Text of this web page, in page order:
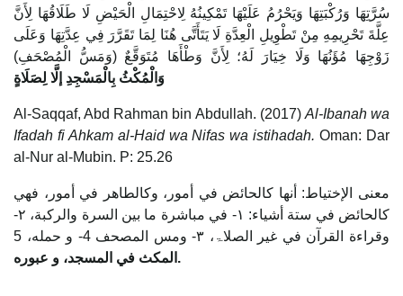
سُرَّتِهَا وَرُكْبَتِهَا وَيَحْرُمُ عَلَيْهَا تَمْكِينُهُ لِاحْتِمَالِ الْحَيْضِ لَا طَلَاقُهَا لِأَنَّ
عِلَّةَ تَحْرِيمِهِ مِنْ تَطْوِيلِ الْعِدَّةِ لَا يَتَأَتَّى هُنَا لِمَا تَقَرَّرَ فِي عِدَّتِهَا وَعَلَى
زَوْجِهَا مُؤَنُهَا وَلَا خِيَارَ لَهُ؛ لِأَنَّ وَطْأَهَا مُتَوَقَّعٌ (وَمَسُّ الْمُصْحَفِ)
وَالْمُكْثُ بِالْمَسْجِدِ إلَّا لِصَلَاةٍ
Al-Saqqaf, Abd Rahman bin Abdullah. (2017) Al-Ibanah wa
Ifadah fi Ahkam al-Haid wa Nifas wa istihadah.Oman: Dar
al-Nur al-Mubin. P: 25.26
معنى الإختياط: أنها كالحائض في أمور، وكالطاهر في أمور، فهي
كالحائض في ستة أشياء: ۱- في مباشرة ما بين السرة والركبة، ۲-
وقراءة القرآن في غير الصلاۃ، ۳- ومس المصحف 4- و حمله، 5
المكث في المسجد، و عبوره.